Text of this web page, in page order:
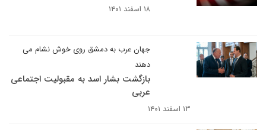
۱۸ اسفند ۱۴۰۱
جهان عرب به دمشق روی خوش نشام می
دهند
بازگشت بشار اسد به مقبولیت اجتماعی
عربی
۱۳ اسفند ۱۴۰۱